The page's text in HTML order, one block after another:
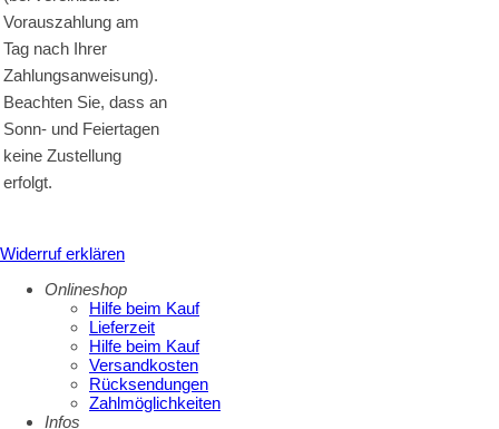
Vorauszahlung am
Tag nach Ihrer
Zahlungsanweisung).
Beachten Sie, dass an
Sonn- und Feiertagen
keine Zustellung
erfolgt.
Widerruf erklären
Onlineshop
Hilfe beim Kauf
Lieferzeit
Hilfe beim Kauf
Versandkosten
Rücksendungen
Zahlmöglichkeiten
Infos